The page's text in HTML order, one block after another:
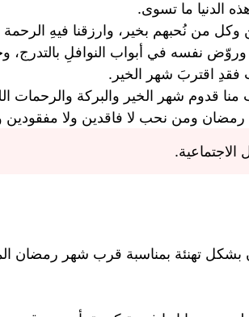
الدنيا ما تسوى.
من نُحبهم بخير، وارزقنا فيهِ الرحمة
نفسه في أبواب النوافلِ بالتدرج،
فقدِ اقتربَ شهر الخير.
منا قدوم شهر الخير والبركة والرحمات
رمضان ومن نحب لا فاقدين ولا
تهنئة بمناسبة قرب شهر رمضان